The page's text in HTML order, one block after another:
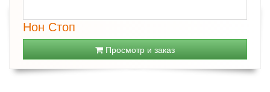
Нон Стоп
Просмотр и заказ